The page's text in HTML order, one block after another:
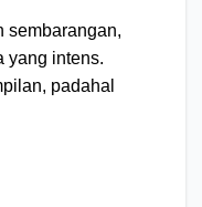
sembarangan,
yang intens.
padahal